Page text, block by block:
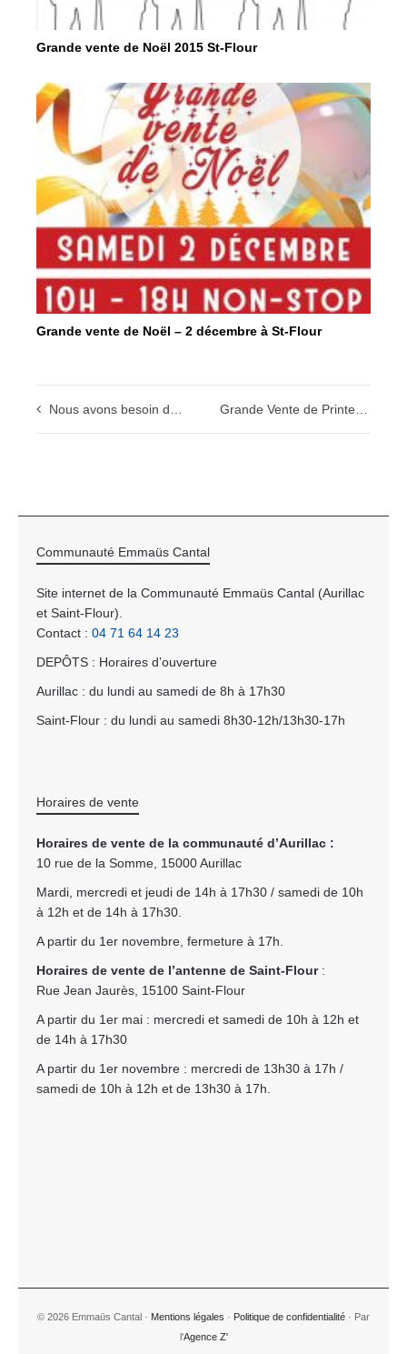
Grande vente de Noël 2015 St-Flour
Grande vente de Noël – 2 décembre à St-Flour
Nous avons besoin de vous
Communauté Emmaüs Cantal
Site internet de la Communauté Emmaüs Cantal (Aurillac
et Saint-Flour).
Contact : 04 71 64 14 23
DEPÔTS : Horaires d’ouverture
Aurillac : du lundi au samedi de 8h à 17h30
Saint-Flour : du lundi au samedi 8h30-12h/13h30-17h
Horaires de vente
Horaires de vente de la communauté d’Aurillac :
10 rue de la Somme, 15000 Aurillac
Mardi, mercredi et jeudi de 14h à 17h30 / samedi de 10h
à 12h et de 14h à 17h30.
A partir du 1er novembre, fermeture à 17h.
Horaires de vente de l’antenne de Saint-Flour:
Rue Jean Jaurès, 15100 Saint-Flour
A partir du 1er mai : mercredi et samedi de 10h à 12h et
de 14h à 17h30
A partir du 1er novembre : mercredi de 13h30 à 17h /
samedi de 10h à 12h et de 13h30 à 17h.
© 2026 Emmaüs Cantal · Mentions légales · Politique de confidentialité · Par
l'Agence Z'